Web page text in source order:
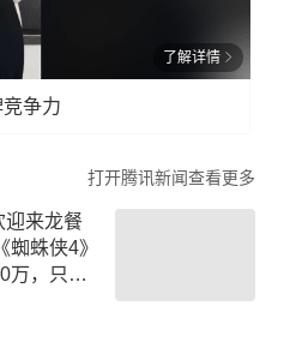
了解详情
争力
打开腾讯新闻查看更多
迎来龙餐
蛛侠4》
万，只有